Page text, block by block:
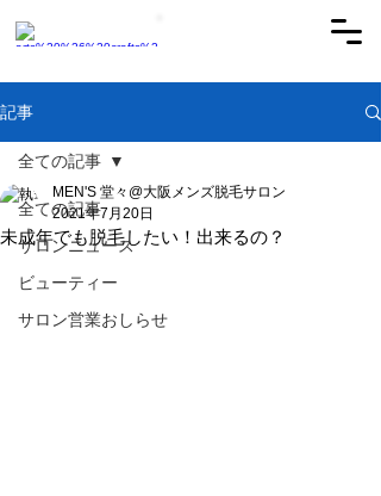
記事
全ての記事
サロンニュース
ビューティー
サロン営業おしらせ
全ての記事
未成年でも脱毛したい！出来るの？
MEN'S 堂々@大阪メンズ脱毛サロン
2021年7月20日